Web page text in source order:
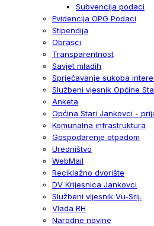
Subvencija podaci
Evidencija OPG Podaci
Stipendija
Obrasci
Transparentnost
Savjet mladih
Sprječavanje sukoba
Službeni vjesnik Općine
Anketa
Općina Stari Jankovci -
Komunalna infrastruktura
Gospodarenje otpadom
Uredništvo
WebMail
Reciklažno dvorište
DV Krijesnica Jankovci
Službeni vijesnik Vu-Srij.
Vlada RH
Narodne novine